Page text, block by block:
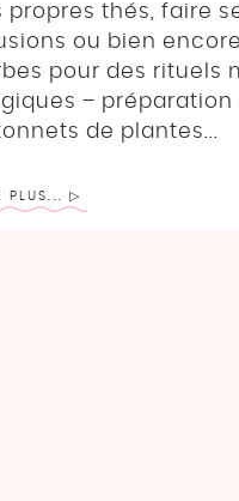
propres thés, faire
ou bien
pour des rituels
– préparation
de plantes...
PLUS...